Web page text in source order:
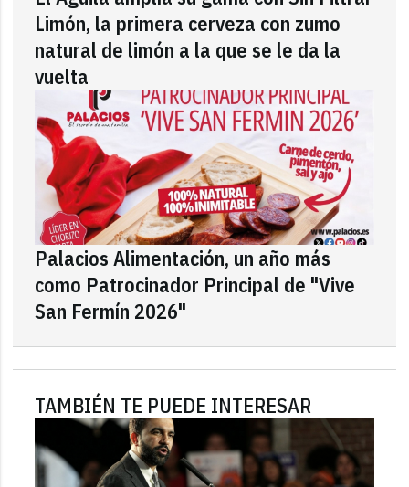
Limón, la primera cerveza con zumo
natural de limón a la que se le da la
vuelta
Palacios Alimentación, un año más
como Patrocinador Principal de "Vive
San Fermín 2026"
TAMBIÉN TE PUEDE INTERESAR